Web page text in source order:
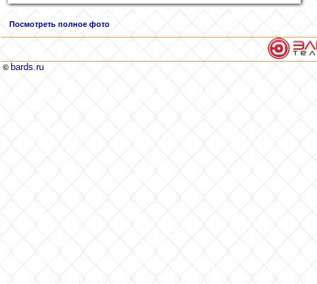
Посмотреть полное фото
© bards.ru